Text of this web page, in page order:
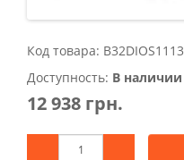
Код товара: B32DIOS1113
Доступность: В наличии
12 938 грн.